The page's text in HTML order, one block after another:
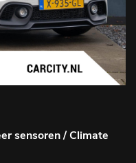
sensoren / Climate